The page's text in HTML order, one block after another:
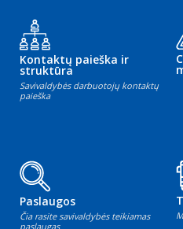
Kontaktų paieška ir
struktūra
Savivaldybės darbuotojų kontaktų
paieška
Paslaugos
Čia rasite savivaldybės teikiamas
paslaugas